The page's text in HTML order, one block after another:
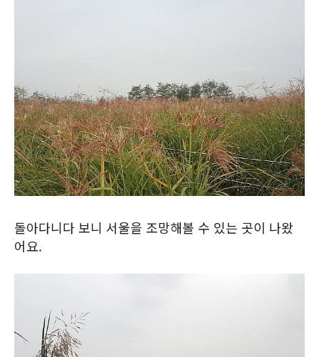
돌아다니다 보니 서울을 조망해볼 수 있는 곳이 나왔
어요.